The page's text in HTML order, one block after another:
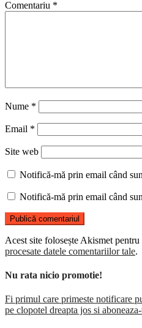
Comentariu *
Nume *
Email *
Site web
Notifică-mă prin email când
Notifică-mă prin email când
Acest site folosește Akismet pentru
procesate datele comentariilor tale.
Nu rata nicio promotie!
Fi primul care primeste notificare
pe clopotel dreapta jos si